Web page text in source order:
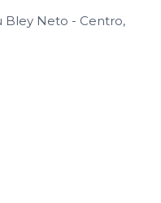
Bley Neto - Centro,